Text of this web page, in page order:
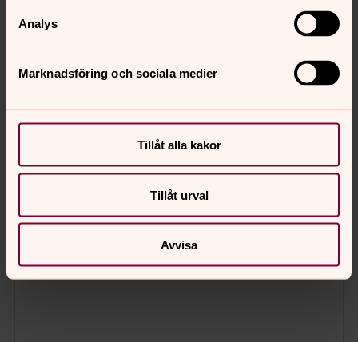
Analys
Marknadsföring och sociala medier
Tillåt alla kakor
Tillåt urval
Avvisa
15.30–17.30 i Mennanders kor i domkyrkan.
fre kl. 15.30–17.30 i Mennanders kor. Avvikelser kan
förekomma och annonseras i webbkalendern (se